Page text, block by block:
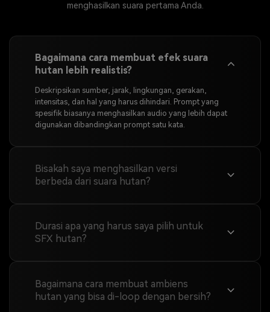
menghasilkan suara pertama Anda.
Bagaimana cara membuat efek suara
hutan lebih realistis?
Deskripsikan sumber, jarak, lingkungan, gerakan,
intensitas, dan hal yang harus dihindari. Prompt yang
spesifik biasanya menghasilkan audio yang lebih dapat
digunakan dibandingkan prompt satu kata.
Bisakah saya menghasilkan versi
berbeda dari suara hutan?
Durasi apa yang harus saya pilih untuk
SFX hutan?
Bagaimana cara membuat ambiens
hutan yang bisa di-loop dengan bersih?